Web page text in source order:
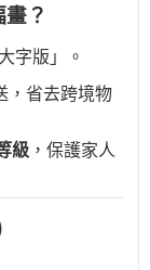
？
字版」。
，省去跨境物
級 ，保護家人